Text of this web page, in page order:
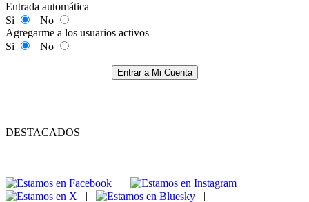
Entrada automática
Si
No
Agregarme a los usuarios activos
Si
No
Entrar a Mi Cuenta
DESTACADOS
|
|